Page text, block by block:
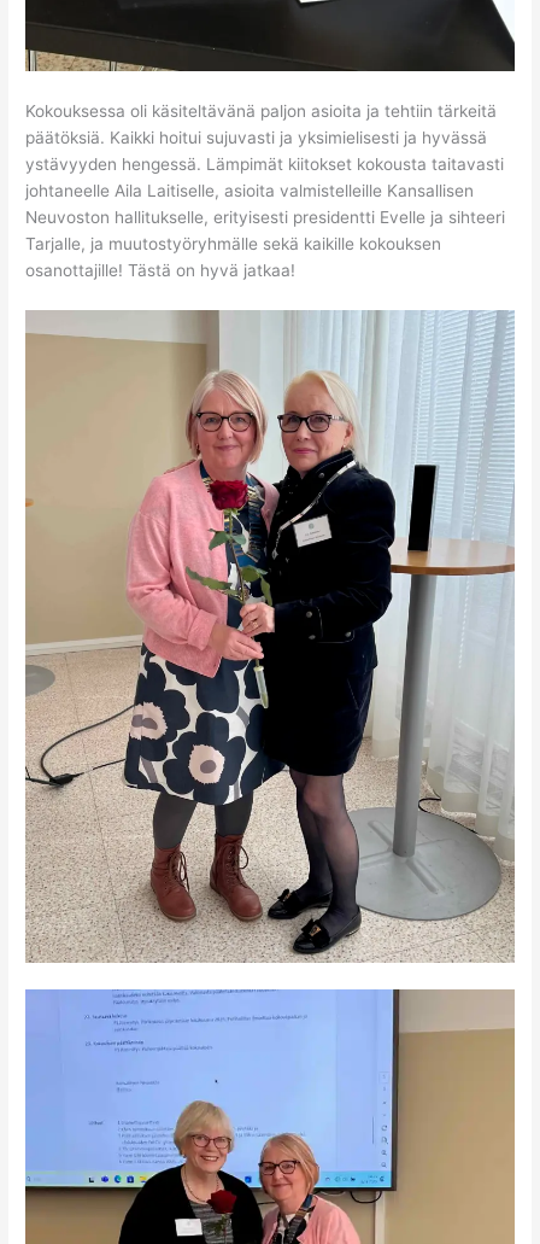
Kokouksessa oli käsiteltävänä paljon asioita ja tehtiin tärkeitä
päätöksiä. Kaikki hoitui sujuvasti ja yksimielisesti ja hyvässä
ystävyyden hengessä. Lämpimät kiitokset kokousta taitavasti
johtaneelle Aila Laitiselle, asioita valmistelleille Kansallisen
Neuvoston hallitukselle, erityisesti presidentti Evelle ja sihteeri
Tarjalle, ja muutostyöryhmälle sekä kaikille kokouksen
osanottajille! Tästä on hyvä jatkaa!